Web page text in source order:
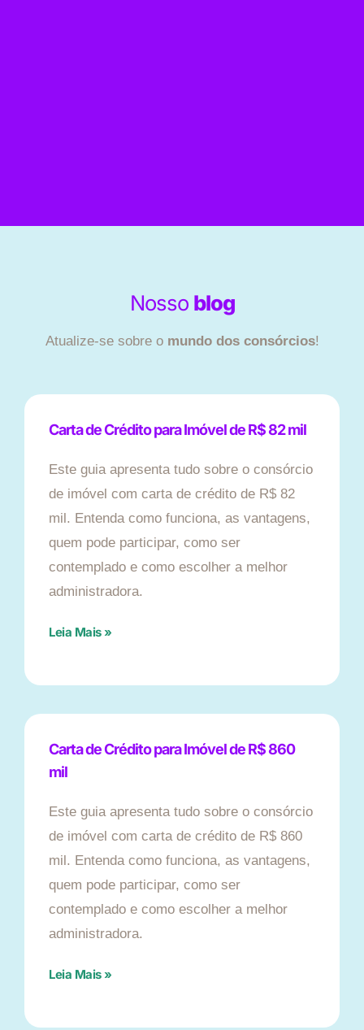
Nosso blog
Atualize-se sobre o mundo dos consórcios!
Carta de Crédito para Imóvel de R$ 82 mil
Este guia apresenta tudo sobre o consórcio
de imóvel com carta de crédito de R$ 82
mil. Entenda como funciona, as vantagens,
quem pode participar, como ser
contemplado e como escolher a melhor
administradora.
Leia Mais »
Carta de Crédito para Imóvel de R$ 860
mil
Este guia apresenta tudo sobre o consórcio
de imóvel com carta de crédito de R$ 860
mil. Entenda como funciona, as vantagens,
quem pode participar, como ser
contemplado e como escolher a melhor
administradora.
Leia Mais »